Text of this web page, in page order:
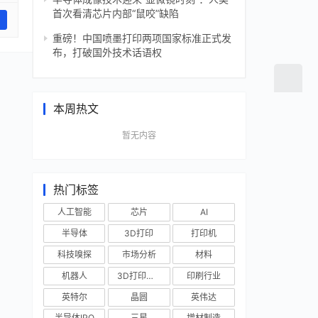
首次看清芯片内部“鼠咬”缺陷
重磅！中国喷墨打印两项国家标准正式发
布，打破国外技术话语权
本周热文
暂无内容
热门标签
人工智能 芯片
AI
半导体
3D打印
打印机
科技嗅探
市场分析
材料
机器人
3D打印技术
印刷行业
英特尔
晶圆
英伟达